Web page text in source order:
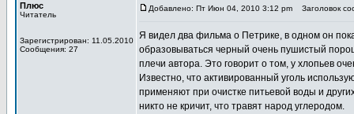
Плюс
Читатель
Зарегистрирован: 11.05.2010
Сообщения: 27
Добавлено: Пт Июн 04, 2010 3:12 pm Заголовок
Я видел два фильма о Петрике, в одном он
образовываться черный очень пушистый
плечи автора. Это говорит о том, у хлопьев
Известно, что активированный уголь
применяют при очистке питьевой воды и
никто не кричит, что травят народ углеродом.